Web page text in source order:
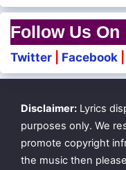
Ullam Sendha
Ullam Sendha Ellaam
Ellum Nellum Onna
Ullam Sendha
Follow Us On
Twitter Facebook
Disclaimer: Lyrics
purposes only. We
promote copyright
the music then